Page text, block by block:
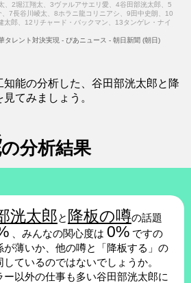
2堀江翔太、3ヴァルアサエリ愛、4谷田部洸太郎、5
7長谷川崚太、8ホラニ龍コリニアシ、9田中史朗、10
太郎、12リチャード・バックマン、13タンゲレ・ナイ
タレント対決実現 - ぴあニュース - 朝日新聞 (朝日)
知能の分析した、谷田部洸太郎と降
てみましょう。
の分析結果
洸太郎と 降板の噂の話題
、みんなの関心度は 0% ですの
が薄いか、他の噂と「降板する」の
しているのではないでしょうか。
ー以外の仕事も多い谷田部洸太郎に